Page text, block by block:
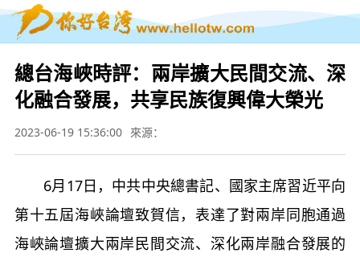
總台海峽時評：兩岸擴大民間交流、深
化融合發展，共享民族復興偉大榮光
2023-06-19 15:36:00 來源：
6月17日，中共中央總書記、國家主席習近平向
第十五屆海峽論壇致賀信，表達了對兩岸同胞通過
海峽論壇擴大兩岸民間交流、深化兩岸融合發展的